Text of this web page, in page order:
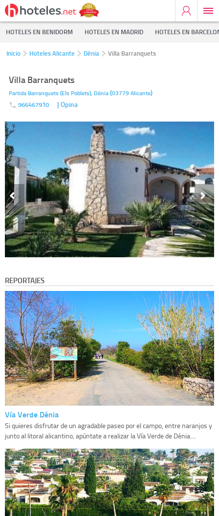
HOTELES EN BENIDORM HOTELES EN MADRID HOTELES EN
Inicio Hoteles Alicante Dénia Villa Barranquets
Villa Barranquets
Partida Barranquets (Els Poblets), Dénia(03779Alicante)
966467910 | Opina
REPORTAJES
Vía Verde Dénia
Si quieres disfrutar de un agradable paseo por el campo, entre naranjos y
junto al litoral alicantino, apúntate a realizar la Vía Verde de Dénia....